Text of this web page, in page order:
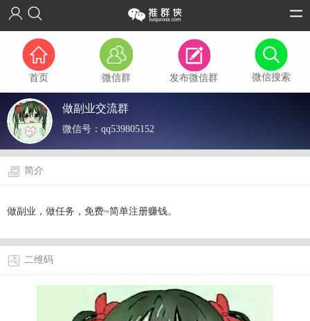
首页 微信群 发布微信群 微信搜索
做副业交流群
微信号： qq539805152
简介
做副业，做任务，免费~简单注册赚钱。
二维码